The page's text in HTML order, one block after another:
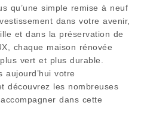
qu’une simple remise à neuf
dans votre avenir,
et dans la préservation de
chaque maison rénovée
vert et plus durable.
aujourd’hui votre
découvrez les nombreuses
dans cette